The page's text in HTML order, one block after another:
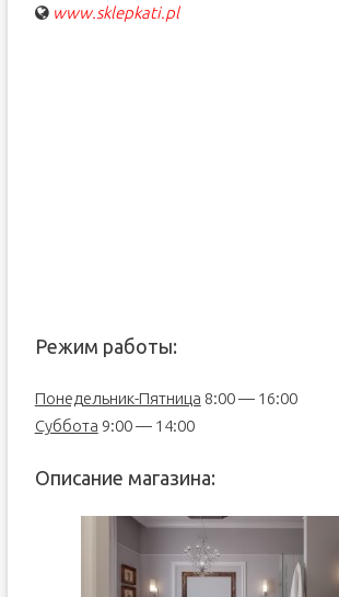
www.sklepkati.pl
Режим работы:
Понедельник-Пятница 8:00 — 16:00
Суббота 9:00 — 14:00
Описание магазина: